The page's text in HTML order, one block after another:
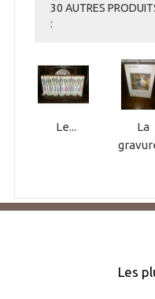
30 AUTRES
:
Le...
La
Les